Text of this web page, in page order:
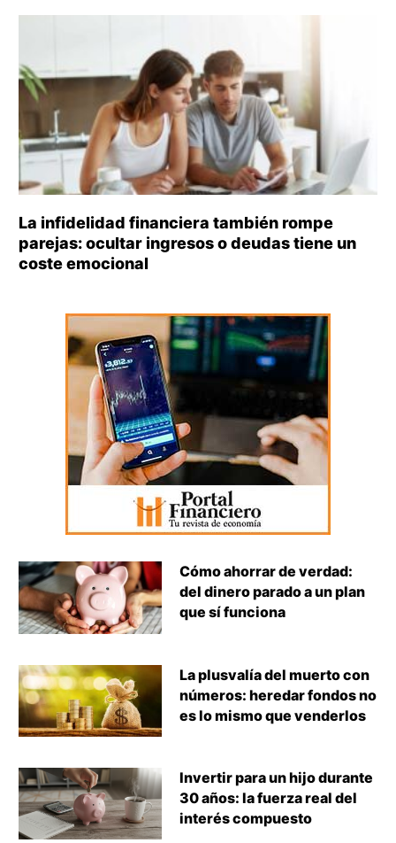
La infidelidad financiera también rompe
parejas: ocultar ingresos o deudas tiene un
coste emocional
Cómo ahorrar de verdad:
del dinero parado a un plan
que sí funciona
La plusvalía del muerto con
números: heredar fondos no
es lo mismo que venderlos
Invertir para un hijo durante
30 años: la fuerza real del
interés compuesto